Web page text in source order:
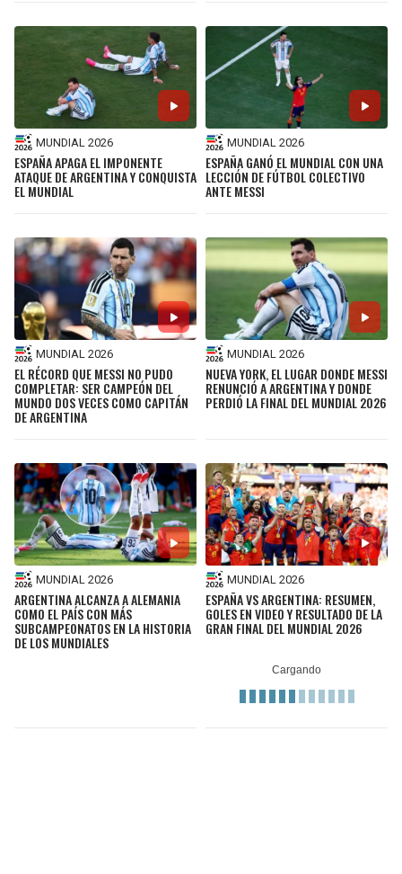
MUNDIAL 2026
ESPAÑA APAGA EL IMPONENTE
ATAQUE DE ARGENTINA Y CONQUISTA
EL MUNDIAL
MUNDIAL 2026
ESPAÑA GANÓ EL MUNDIAL CON UNA
LECCIÓN DE FÚTBOL COLECTIVO
ANTE MESSI
MUNDIAL 2026
EL RÉCORD QUE MESSI NO PUDO
COMPLETAR: SER CAMPEÓN DEL
MUNDO DOS VECES COMO CAPITÁN
DE ARGENTINA
MUNDIAL 2026
NUEVA YORK, EL LUGAR DONDE MESSI
RENUNCIÓ A ARGENTINA Y DONDE
PERDIÓ LA FINAL DEL MUNDIAL 2026
MUNDIAL 2026
ARGENTINA ALCANZA A ALEMANIA
COMO EL PAÍS CON MÁS
SUBCAMPEONATOS EN LA HISTORIA
DE LOS MUNDIALES
MUNDIAL 2026
ESPAÑA VS ARGENTINA: RESUMEN,
GOLES EN VIDEO Y RESULTADO DE LA
GRAN FINAL DEL MUNDIAL 2026